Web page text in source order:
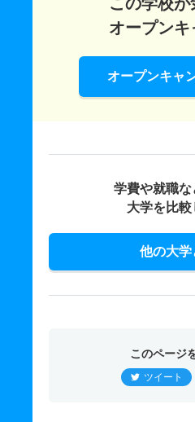
オープンキ
オープンキャ
学費や就職な
大学を比較
他の大学
このページ
ツイート